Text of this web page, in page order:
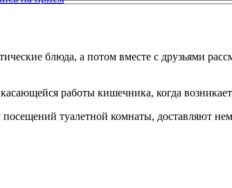
блюда, а потом вместе с друзьями
работы кишечника, когда
туалетной комнаты, доставляют